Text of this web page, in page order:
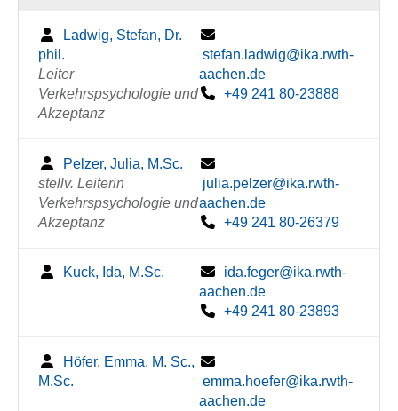
Ladwig, Stefan, Dr.
phil.
Leiter
Verkehrspsychologie und
Akzeptanz
stefan.ladwig@ika.rwth-
aachen.de
+49 241 80-23888
Pelzer, Julia, M.Sc.
stellv. Leiterin
Verkehrspsychologie und
Akzeptanz
julia.pelzer@ika.rwth-
aachen.de
+49 241 80-26379
Kuck, Ida, M.Sc.
ida.feger@ika.rwth-
aachen.de
+49 241 80-23893
Höfer, Emma, M. Sc.,
M.Sc.
emma.hoefer@ika.rwth-
aachen.de